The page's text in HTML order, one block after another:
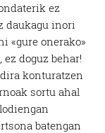
ez
daukagu inori
«gure onerako»
doguz behar!
konturatzen
sortu ahal
batengan